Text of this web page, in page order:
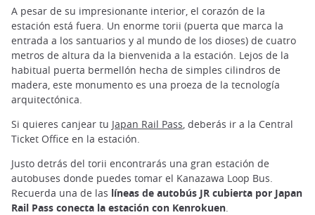
A pesar de su impresionante interior, el corazón de la
estación está fuera. Un enorme torii (puerta que marca la
entrada a los santuarios y al mundo de los dioses) de cuatro
metros de altura da la bienvenida a la estación. Lejos de la
habitual puerta bermellón hecha de simples cilindros de
madera, este monumento es una proeza de la tecnología
arquitectónica.
Si quieres canjear tu Japan Rail Pass , deberás ir a la Central
Ticket Office en la estación.
Justo detrás del torii encontrarás una gran estación de
autobuses donde puedes tomar el Kanazawa Loop Bus.
Recuerda una de las líneas de autobús JR cubierta por Japan
Rail Pass conecta la estación con Kenrokuen.